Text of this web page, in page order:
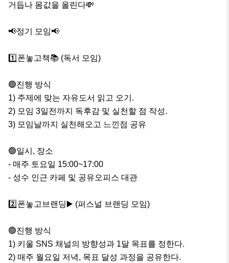
거듭나 몸값을 올린다💸
📢정기 모임📢
1️⃣폰놓고책📚 (독서 모임)
🟢진행 방식
1) 주제에 맞는 자유도서 읽고 오기.
2) 모임 3일전까지 독후감 및 실천할 점 작성.
3) 모임날까지 실천해오고 느낀점 공유
🟢일시, 장소
- 매주 토요일 15:00~17:00
- 성수 인근 카페 및 공유오피스 대관
2️⃣폰놓고브랜딩▶️ (퍼스널 브랜딩 모임)
🟢진행 방식
1) 키울 SNS 채널의 방향성과 1달 목표를 정한다.
2) 매주 월요일 저녁, 목표 달성 과정을 공유한다.